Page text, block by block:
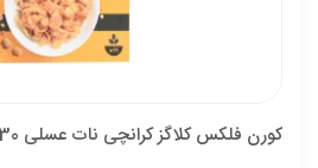
کورن فلکس کلاگز کرانچی نات عسلی 330 گرمی